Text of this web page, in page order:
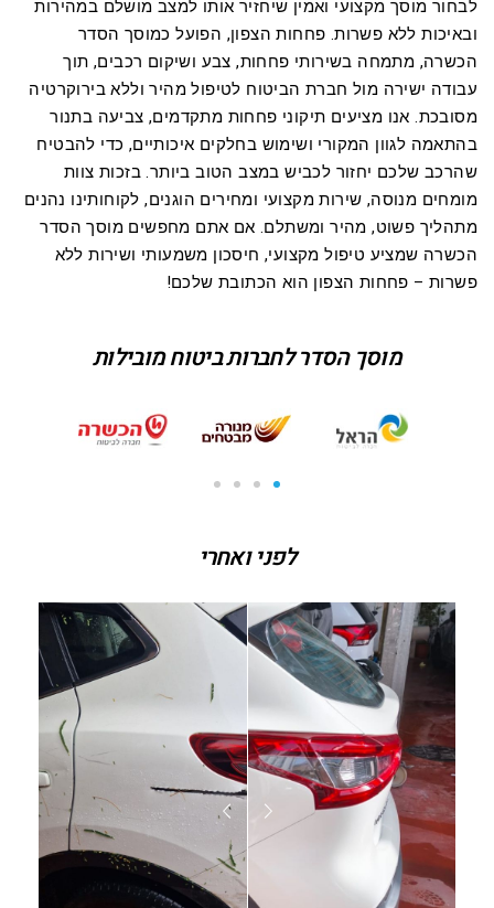
לבחור מוסך מקצועי ואמין שיחזיר אותו למצב מושלם במהירות
ובאיכות ללא פשרות. פחחות הצפון, הפועל כמוסך הסדר
הכשרה, מתמחה בשירותי פחחות, צבע ושיקום רכבים, תוך
עבודה ישירה מול חברת הביטוח לטיפול מהיר וללא בירוקרטיה
מסובכת. אנו מציעים תיקוני פחחות מתקדמים, צביעה בתנור
בהתאמה לגוון המקורי ושימוש בחלקים איכותיים, כדי להבטיח
שהרכב שלכם יחזור לכביש במצב הטוב ביותר. בזכות צוות
מומחים מנוסה, שירות מקצועי ומחירים הוגנים, לקוחותינו נהנים
מתהליך פשוט, מהיר ומשתלם. אם אתם מחפשים מוסך הסדר
הכשרה שמציע טיפול מקצועי, חיסכון משמעותי ושירות ללא
פשרות – פחחות הצפון הוא הכתובת שלכם!
מוסך הסדר לחברות ביטוח מובילות
לפני ואחרי